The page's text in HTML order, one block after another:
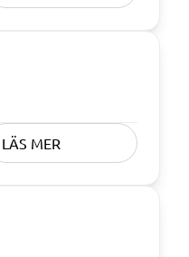
LÄS MER